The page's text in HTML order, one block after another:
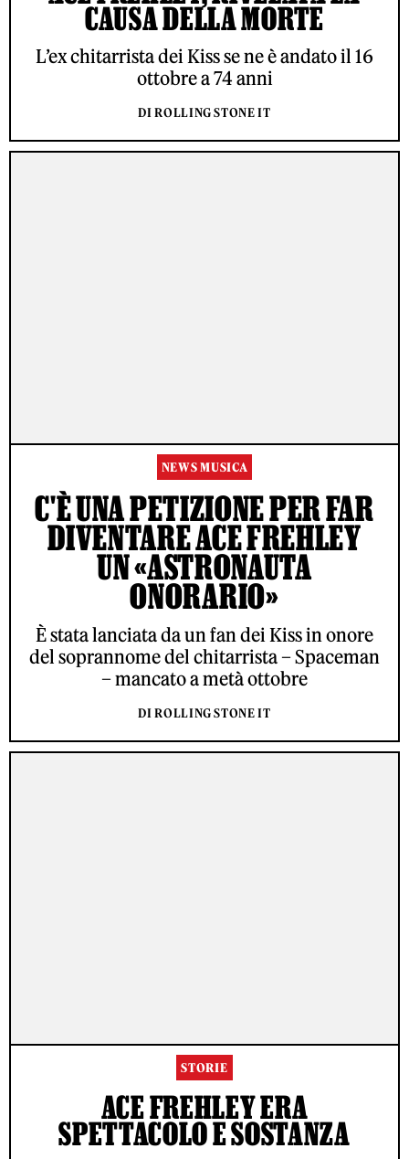
CAUSA DELLA MORTE
L’ex chitarrista dei Kiss se ne è andato il 16
ottobre a 74 anni
DI ROLLING STONE IT
NEWS MUSICA
C'È UNA PETIZIONE PER FAR
DIVENTARE ACE FREHLEY
UN «ASTRONAUTA
ONORARIO»
È stata lanciata da un fan dei Kiss in onore
del soprannome del chitarrista – Spaceman
– mancato a metà ottobre
DI ROLLING STONE IT
STORIE
ACE FREHLEY ERA
SPETTACOLO E SOSTANZA